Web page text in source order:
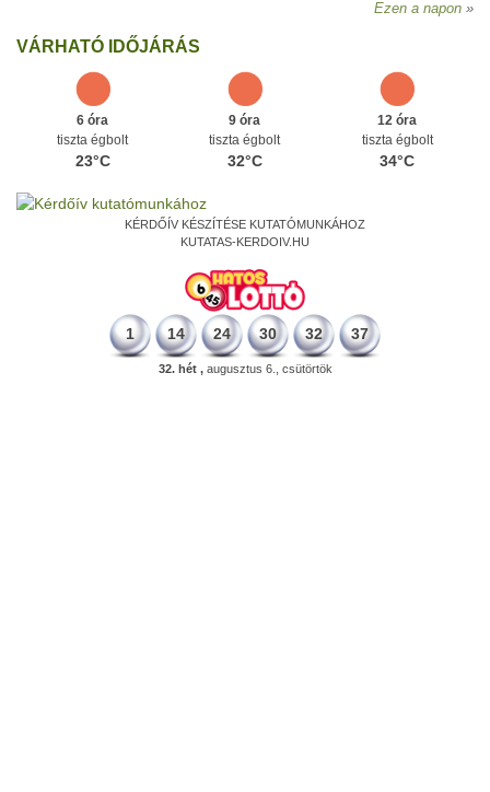
Ezen a napon
VÁRHATÓ IDŐJÁRÁS
6 óra
tiszta égbolt
23°C
9 óra
tiszta égbolt
32°C
12 óra
tiszta égbolt
34°C
KÉRDŐÍV KÉSZÍTÉSE KUTATÓMUNKÁHOZ
KUTATAS-KERDOIV.HU
1 14 24 30 32 37
32. hét ,augusztus 6., csütörtök